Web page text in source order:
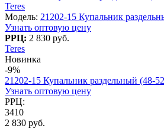
Teres
Модель: 21202-15 Купальник
Узнать оптовую цену
РРЦ: 2 830 руб.
Teres
Новинка
-9%
21202-15 Купальник раздельный (48-
Узнать оптовую цену
РРЦ:
3410
2 830 руб.